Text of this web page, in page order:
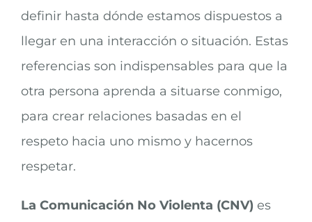
definir hasta dónde estamos dispuestos a
llegar en una interacción o situación. Estas
referencias son indispensables para que la
otra persona aprenda a situarse conmigo,
para crear relaciones basadas en el
respeto hacia uno mismo y hacernos
respetar.
La Comunicación No Violenta (CNV) es